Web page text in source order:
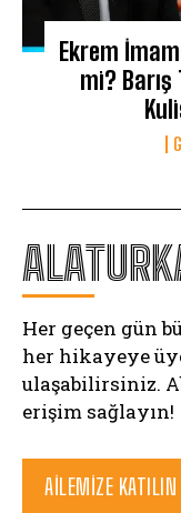
Ekrem
mi? Barış
Her geçen gün
her hikayeye
ulaşabilirsiniz.
erişim sağlayın!
AILEMIZE KATILIN